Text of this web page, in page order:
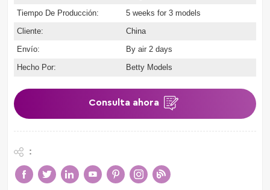
Tiempo De Producción:
5 weeks for 3 models
Cliente:
China
Envío:
By air 2 days
Hecho Por:
Betty Models
Consulta ahora
: